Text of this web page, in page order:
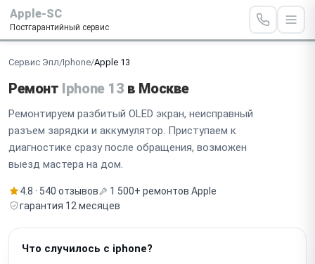
Apple-SC
Постгарантийный сервис
Сервис Эпл/Iphone/Apple 13
Ремонт Iphone 13 в Москве
Ремонтируем разбитый OLED экран, неисправный
разъем зарядки и аккумулятор. Приступаем к
диагностике сразу после обращения, возможен
выезд мастера на дом.
4.8 · 540 отзывов
1 500+ ремонтов Apple
гарантия 12 месяцев
Что случилось с iphone?